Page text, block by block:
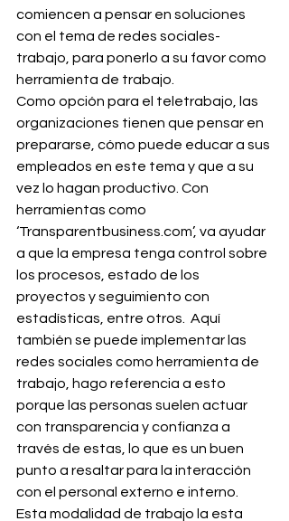
comiencen a pensar en soluciones
con el tema de redes sociales-
trabajo, para ponerlo a su favor como
herramienta de trabajo.
Como opción para el teletrabajo, las
organizaciones tienen que pensar en
prepararse, cómo puede educar a sus
empleados en este tema y que a su
vez lo hagan productivo. Con
herramientas como
‘Transparentbusiness.com’, va ayudar
a que la empresa tenga control sobre
los procesos, estado de los
proyectos y seguimiento con
estadísticas, entre otros.  Aquí
también se puede implementar las
redes sociales como herramienta de
trabajo, hago referencia a esto
porque las personas suelen actuar
con transparencia y confianza a
través de estas, lo que es un buen
punto a resaltar para la interacción
con el personal externo e interno.
Esta modalidad de trabajo la esta